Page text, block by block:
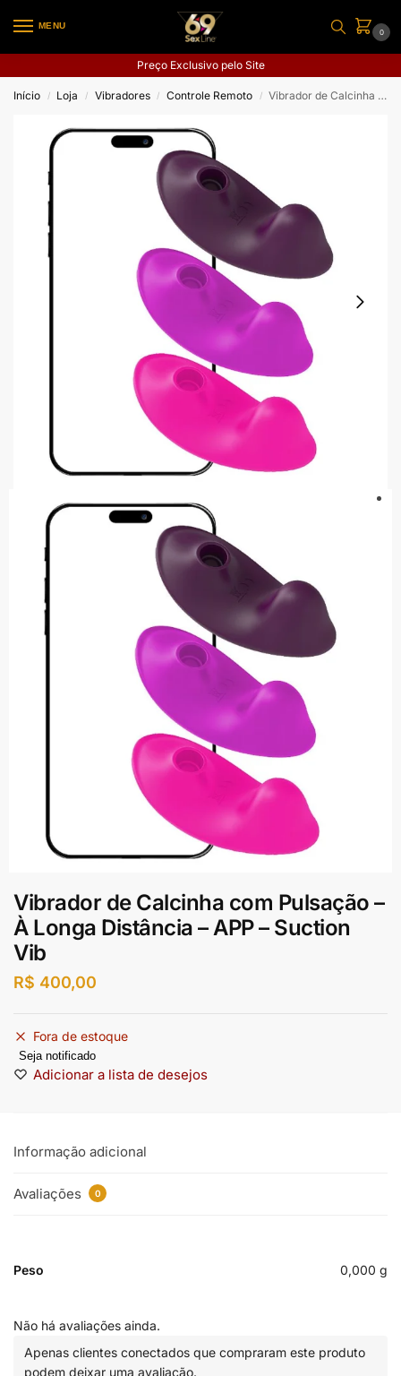
MENU
0
Preço Exclusivo pelo Site
Início / Loja / Vibradores / Controle Remoto / Vibrador de Calcinha com Pulsação – À Longa Distância – APP – Suction Vib
Vibrador de Calcinha com Pulsação –
À Longa Distância – APP – Suction
Vib
R$ 400,00
Fora de estoque
Seja notificado
Adicionar a lista de desejos
Informação adicional
Avaliações 0
Peso 0,000 g
Não há avaliações ainda.
Apenas clientes conectados que compraram este produto
podem deixar uma avaliação.